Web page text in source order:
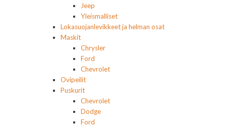
Jeep
Yleismalliset
Lokasuojanlevikkeet ja helman osat
Maskit
Chrysler
Ford
Chevrolet
Ovipeilit
Puskurit
Chevrolet
Dodge
Ford